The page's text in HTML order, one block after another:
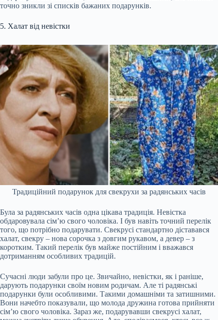
точно зникли зі списків бажаних подарунків.
5. Халат від невістки
Традиційний подарунок для свекрухи за радянських часів
Була за радянських часів одна цікава традиція. Невістка
обдаровувала сім’ю свого чоловіка. І був навіть точний перелік
того, що потрібно подарувати. Свекрусі стандартно діставався
халат, свекру – нова сорочка з довгим рукавом, а девер – з
коротким. Такий перелік був майже постійним і вважався
дотриманням особливих традицій.
Сучасні люди забули про це. Звичайно, невістки, як і раніше,
дарують подарунки своїм новим родичам. Але ті радянські
подарунки були особливими. Такими домашніми та затишними.
Вони начебто показували, що молода дружина готова прийняти
сім’ю свого чоловіка. Зараз же, подарувавши свекрусі халат,